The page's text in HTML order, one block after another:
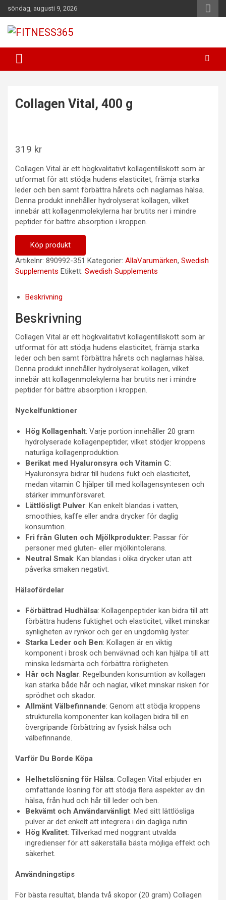
Hoppa
till
innehåll
söndag, augusti 9, 2026
FITNESS365
Collagen Vital, 400 g
319 kr
Collagen Vital är ett högkvalitativt kollagentillskott som är
utformat för att stödja hudens elasticitet, främja starka
leder och ben samt förbättra hårets och naglarnas hälsa.
Denna produkt innehåller hydrolyserat kollagen, vilket
innebär att kollagenmolekylerna har brutits ner i mindre
peptider för bättre absorption i kroppen.
Köp produkt
Artikelnr: 890992-351 Kategorier: AllaVarumärken, Swedish
Supplements Etikett: Swedish Supplements
Beskrivning
Beskrivning
Collagen Vital är ett högkvalitativt kollagentillskott som är
utformat för att stödja hudens elasticitet, främja starka
leder och ben samt förbättra hårets och naglarnas hälsa.
Denna produkt innehåller hydrolyserat kollagen, vilket
innebär att kollagenmolekylerna har brutits ner i mindre
peptider för bättre absorption i kroppen.
Nyckelfunktioner
Hög Kollagenhalt: Varje portion innehåller 20 gram
hydrolyserade kollagenpeptider, vilket stödjer kroppens
naturliga kollagenproduktion.
Berikat med Hyaluronsyra och Vitamin C:
Hyaluronsyra bidrar till hudens fukt och elasticitet,
medan vitamin C hjälper till med kollagensyntesen och
stärker immunförsvaret.
Lättlösligt Pulver: Kan enkelt blandas i vatten,
smoothies, kaffe eller andra drycker för daglig
konsumtion.
Fri från Gluten och Mjölkprodukter: Passar för
personer med gluten- eller mjölkintolerans.
Neutral Smak: Kan blandas i olika drycker utan att
påverka smaken negativt.
Hälsofördelar
Förbättrad Hudhälsa: Kollagenpeptider kan bidra till att
förbättra hudens fuktighet och elasticitet, vilket minskar
synligheten av rynkor och ger en ungdomlig lyster.
Starka Leder och Ben: Kollagen är en viktig
komponent i brosk och benvävnad och kan hjälpa till att
minska ledsmärta och förbättra rörligheten.
Hår och Naglar: Regelbunden konsumtion av kollagen
kan stärka både hår och naglar, vilket minskar risken för
sprödhet och skador.
Allmänt Välbefinnande: Genom att stödja kroppens
strukturella komponenter kan kollagen bidra till en
övergripande förbättring av fysisk hälsa och
välbefinnande.
Varför Du Borde Köpa
Helhetslösning för Hälsa: Collagen Vital erbjuder en
omfattande lösning för att stödja flera aspekter av din
hälsa, från hud och hår till leder och ben.
Bekvämt och Användarvänligt: Med sitt lättlösliga
pulver är det enkelt att integrera i din dagliga rutin.
Hög Kvalitet: Tillverkad med noggrant utvalda
ingredienser för att säkerställa bästa möjliga effekt och
säkerhet.
Användningstips
För bästa resultat, blanda två skopor (20 gram) Collagen